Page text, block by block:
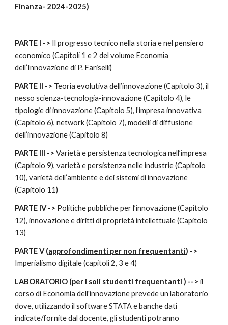
Finanza- 2024-2025)
PARTE I -> Il progresso tecnico nella storia e nel pensiero
economico (Capitoli 1 e 2 del volume Economia
dell’Innovazione di P. Fariselli)
PARTE II -> Teoria evolutiva dell’innovazione (Capitolo 3), il
nesso scienza-tecnologia-innovazione (Capitolo 4), le
tipologie di innovazione (Capitolo 5), l’impresa innovativa
(Capitolo 6), network (Capitolo 7), modelli di diffusione
dell’innovazione (Capitolo 8)
PARTE III ->Varietà e persistenza tecnologica nell’impresa
(Capitolo 9), varietà e persistenza nelle industrie (Capitolo
10), varietà dell’ambiente e dei sistemi di innovazione
(Capitolo 11)
PARTE IV -> Politiche pubbliche per l’innovazione (Capitolo
12), innovazione e diritti di proprietà intellettuale (Capitolo
13)
PARTE V (approfondimenti per non frequentanti) ->
Imperialismo digitale (capitoli 2, 3 e 4)
LABORATORIO (per i soli studenti frequentanti) --> il
corso di Economia dell'innovazione prevede un laboratorio
dove, utilizzando il software STATA e banche dati
indicate/fornite dal docente, gli studenti potranno